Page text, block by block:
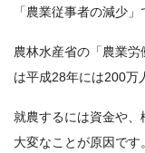
「農業従事者の減少」
農林水産省の「農業
は平成28年には200万
就農するには資金や、
大変なことが原因で